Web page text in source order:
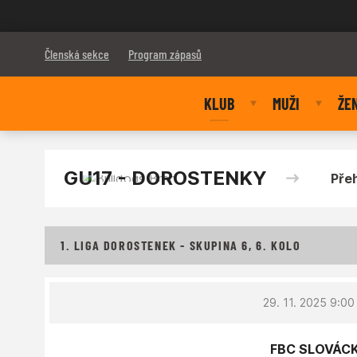
Členská sekce Program zápasů
KLUB MUŽI
GU17 - DOROSTENKY
1. LIGA DOROSTENEK - SKUPINA 6, 6. KOLO
29. 11. 2025 9:00
FBC